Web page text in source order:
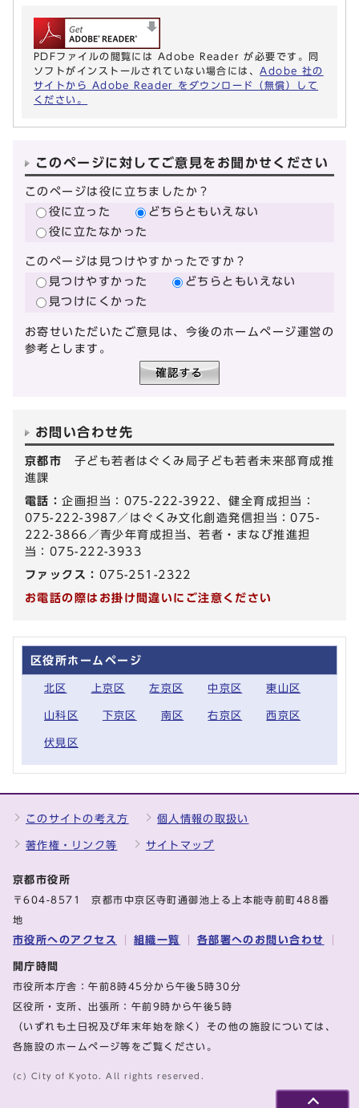
PDFファイルの閲覧には Adobe Reader が必要です。同
ソフトがインストールされていない場合には、 Adobe 社の
サイトから Adobe Reader をダウンロード（無償）して
ください。
このページに対してご意見をお聞かせください
このページは役に立ちましたか？
役に立った
どちらともいえない
役に立たなかった
このページは見つけやすかったですか？
見つけやすかった
どちらともいえない
見つけにくかった
お寄せいただいたご意見は、今後のホームページ運営の
参考とします。
お問い合わせ先
京都市 子ども若者はぐくみ局子ども若者未来部育成推
進課
電話：企画担当：075-222-3922、健全育成担当：
075-222-3987／はぐくみ文化創造発信担当：075-
222-3866／青少年育成担当、若者・まなび推進担
当：075-222-3933
ファックス： 075-251-2322
お電話の際はお掛け間違いにご注意ください
区役所ホームページ
北区 上京区 左京区 中京区 東山区
山科区 下京区 南区 右京区 西京区
伏見区
このサイトの考え方 個人情報の取扱い
著作権・リンク等 サイトマップ
京都市役所
〒604-8571 京都市中京区寺町通御池上る上本能寺前町488番
地
市役所へのアクセス 組織一覧 各部署へのお問い合わせ
開庁時間
市役所本庁舎：午前8時45分から午後5時30分
区役所・支所、出張所：午前9時から午後5時
（いずれも土日祝及び年末年始を除く）その他の施設については、
各施設のホームページ等をご覧ください。
(c) City of Kyoto. All rights reserved.